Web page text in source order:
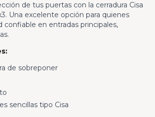
de tus puertas con la cerradura Cisa
Una excelente opción para quienes
confiable en entradas principales,
de sobreponer
sencillas tipo Cisa